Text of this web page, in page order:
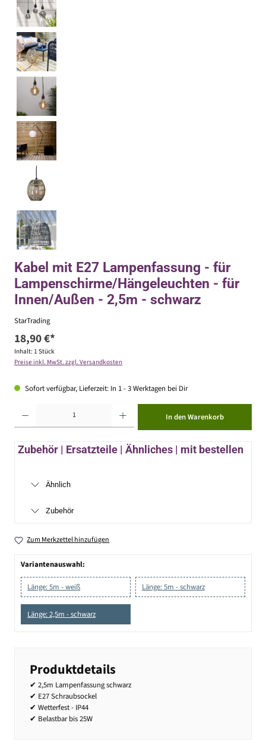
Kabel mit E27 Lampenfassung - für
Lampenschirme/Hängeleuchten - für
Innen/Außen - 2,5m - schwarz
StarTrading
18,90 €*
Inhalt: 1 Stück
Preise inkl. MwSt. zzgl. Versandkosten
Sofort verfügbar, Lieferzeit: In 1 - 3 Werktagen bei Dir
In den Warenkorb
Zubehör | Ersatzteile | Ähnliches | mit bestellen
Ähnlich
Zubehör
Zum Merkzettel hinzufügen
Variantenauswahl:
Länge: 5m - weiß Länge: 5m - schwarz
Länge: 2,5m - schwarz
Produktdetails
✔ 2,5m Lampenfassung schwarz
✔ E27 Schraubsockel
✔ Wetterfest - IP44
✔ Belastbar bis 25W